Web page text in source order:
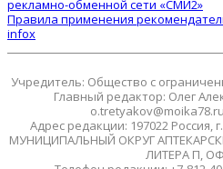
рекламно-обменной сети «СМИ2»
Правила применения
infox
Учредитель: Общество с
Главный редактор: Олег
Адрес редакции: 197022 Россия,
МУНИЦИПАЛЬНЫЙ ОКРУГ
ЛИТЕРА П,